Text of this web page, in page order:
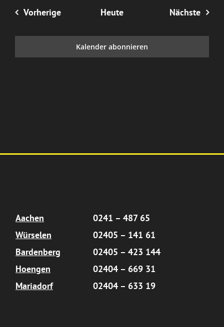
VorherigeVeranstaltungen
Heute Nächste
Kalender abonnieren
Aachen
0241 – 487 65
Würselen
02405 – 141 61
Bardenberg
02405 – 423 144
Hoengen
02404 – 669 31
Mariadorf
02404 – 633 19